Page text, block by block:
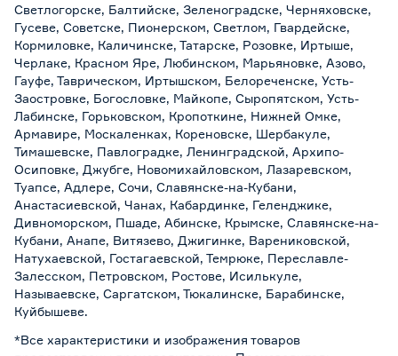
Светлогорске, Балтийске, Зеленоградске, Черняховске,
Гусеве, Советске, Пионерском, Светлом, Гвардейске,
Кормиловке, Каличинске, Татарске, Розовке, Иртыше,
Черлаке, Красном Яре, Любинском, Марьяновке, Азово,
Гауфе, Таврическом, Иртышском, Белореченске, Усть-
Заостровке, Богословке, Майкопе, Сыропятском, Усть-
Лабинске, Горьковском, Кропоткине, Нижней Омке,
Армавире, Москаленках, Кореновске, Шербакуле,
Тимашевске, Павлоградке, Ленинградской, Архипо-
Осиповке, Джубге, Новомихайловском, Лазаревском,
Туапсе, Адлере, Сочи, Славянске-на-Кубани,
Анастасиевской, Чанах, Кабардинке, Геленджике,
Дивноморском, Пшаде, Абинске, Крымске, Славянске-на-
Кубани, Анапе, Витязево, Джигинке, Варениковской,
Натухаевской, Гостагаевской, Темрюке, Переславле-
Залесском, Петровском, Ростове, Исилькуле,
Называевске, Саргатском, Тюкалинске, Барабинске,
Куйбышеве.
*Все характеристики и изображения товаров